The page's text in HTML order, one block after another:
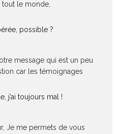
tout le monde,
possible ?
message qui est un peu
car les témoignages
j’ai toujours mal !
Je me permets de vous